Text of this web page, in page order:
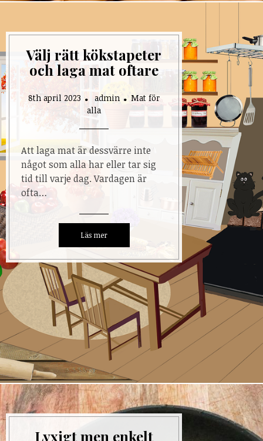
Välj rätt kökstapeter
och laga mat oftare
8th april 2023 admin
Mat för
alla
Att laga mat är dessvärre inte
något som alla har eller tar sig
tid till varje dag. Vardagen är
ofta…
Lyxigt men enkelt